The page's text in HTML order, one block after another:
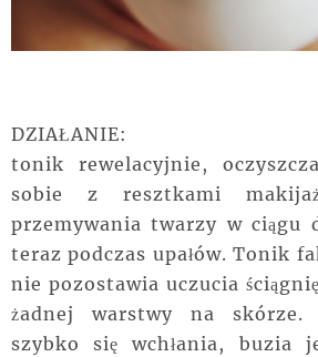
DZIAŁANIE:
tonik rewelacyjnie,
sobie z resztkami
przemywania twarzy w ciągu
teraz podczas upałów. Tonik
nie pozostawia uczucia
żadnej warstwy na skórze.
szybko się wchłania, buzia